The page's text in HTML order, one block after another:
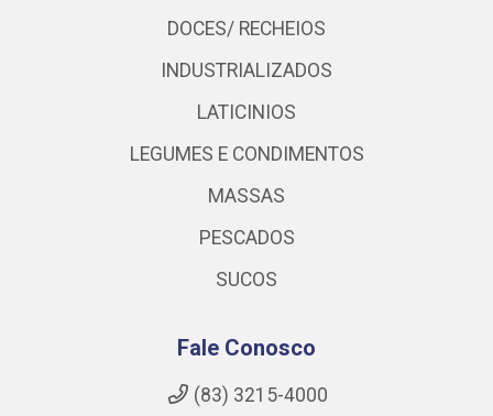
DOCES/ RECHEIOS
INDUSTRIALIZADOS
LATICINIOS
LEGUMES E CONDIMENTOS
MASSAS
PESCADOS
SUCOS
Fale Conosco
(83) 3215-4000